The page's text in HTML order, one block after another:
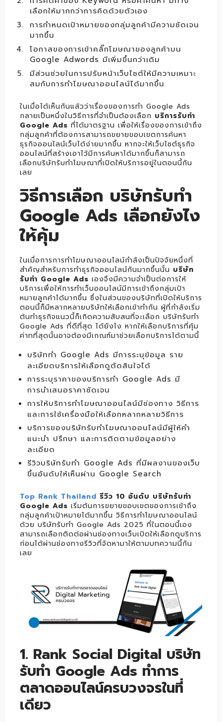
เลือกให้มากกว่าการคิดด้วยตัวเอง
การกำหนดเป้าหมายของกลุ่มลูกค้ามีความชัดเจน
มากขึ้น
โอกาสของการเข้าคลิ๊กโฆษณาของลูกค้าบน
Google Adwords มีเพิ่มขึ้นกว่าเดิม
มีส่วนช่วยในการปรับหน้าเว็บไซต์ให้มีความเหมาะ
สมกับการทำโฆษณาออนไลน์ได้มากขึ้น
ในเมื่อได้เห็นกันแล้วว่าเรื่องของการทำ Google Ads
กลายเป็นหนึ่งในวิธีการที่จำเป็นต้องเลือก บริการรับทำ
Google Ads ที่ได้มาตรฐาน เพื่อให้เรื่องของการเข้าถึง
กลุ่มลูกค้าที่ต้องการสามารถขยายขอบเขตการค้นหา
ธุรกิจออนไลน์เว็บได้ง่ายมากขึ้น หากจะให้เว็บไซต์ธุรกิจ
ออนไลน์ที่สร้างเอาไว้มีการค้นหาได้มากขึ้นก็สามารถ
เลือกบริษัทรับทำโฆษณาที่เปิดให้บริการอยู่ในตอนนี้กัน
เลย
วิธีการเลือก บริษัทรับทำ
Google Ads เลือกยังไง
ให้คุ้ม
ในเมื่อการการทำโฆษณาออนไลน์กำลังเป็นปัจจัยหนึ่งที่
สำคัญสำหรับการทำธุรกิจออนไลน์กันมากขึ้นนั้น บริษัท
รับทำ Google Ads เองจึงมีความจำเป็นต่อการให้
บริการเพื่อให้การทำเว็บออนไลน์มีการเข้าถึงกลุ่มเป้า
หมายลูกค้าได้มากขึ้น ซึ่งในส่วนของบริษัทที่เปิดให้บริการ
ตอนนี้ก็มีหลากหลายบริษัทให้เลือกเข้าทำกัน ผู้ที่กำลังเริ่ม
ต้นทำธุรกิจแนวนี้ก็เกิดความสับสนที่จะเลือก บริษัทรับทำ
Google Ads ที่ดีที่สุด ได้ยังไง หากให้เลือกบริการที่คุ้ม
ค่าทที่สุดนั้นอาจต้องมีเกณฑ์มาช่วยเลือกบริการได้ตามนี้
บริษัททำ Google Ads มีการระบุข้อมูล ราย
ละเอียดบริการให้เลือกดูตัดสินใจได้
การระบุราคาของบริการทำ Google Ads มี
การนำเสนอราคาชัดเจน
การให้บริการทำโฆษณาออนไลน์มีช่องทาง วิธีการ
และการใช้เครื่องมือให้เลือกหลากหลายวิธีการ
บริการของบริษัทรับทำโฆษณาออนไลน์มีผู้ให้คำ
แนะนำ ปรึกษา และการติดตามข้อมูลอย่าง
ละเอียด
รีวิวบริษัทรับทำ Google Ads ที่มีผลงานของเว็บ
ขึ้นอันดับให้เห็นผ่าน Google Search
Top Rank Thailand รีวิว 10 อันดับ บริษัทรับทำ
Google Ads เริ่มต้นการขยายขอบเขตของการเข้าถึง
กลุ่มลูกค้าเป้าหมายได้มากขึ้น วิธีการทำโฆษณาออนไลน์
ด้วย บริษัทรับทำ Google Ads 2025 ที่ในตอนนี้เอง
สามารถเลือกติดต่อผ่านช่องทางเว็บเปิดให้เลือกดูบริการ
ก่อนได้ผ่านช่องทางรีวิวที่จัดหามาให้ตามบทความนี้กัน
เลย
1. Rank Social Digital บริษัท
รับทำ Google Ads ทำการ
ตลาดออนไลน์ครบวงจรในที่
เดียว